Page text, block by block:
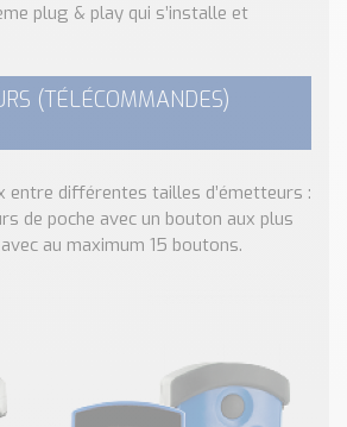
plug & play qui s’installe et
(TÉLÉCOMMANDES)
entre différentes tailles d’émetteurs :
de poche avec un bouton aux plus
au maximum 15 boutons.